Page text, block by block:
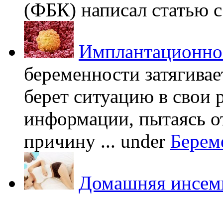
(ФБК) написал статью
беременности
берет ситуацию в свои
информации, пытаясь
причину ... under
Домашняя